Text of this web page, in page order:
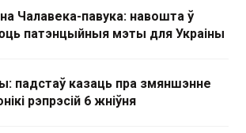
Чалавека-павука: навошта ў
патэнцыйныя мэты для Украіны
падстаў казаць пра змяншэнне
рэпрэсій 6 жніўня